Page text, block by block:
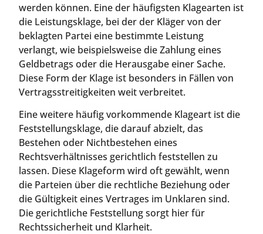
werden können. Eine der häufigsten Klagearten ist
die Leistungsklage, bei der der Kläger von der
beklagten Partei eine bestimmte Leistung
verlangt, wie beispielsweise die Zahlung eines
Geldbetrags oder die Herausgabe einer Sache.
Diese Form der Klage ist besonders in Fällen von
Vertragsstreitigkeiten weit verbreitet.
Eine weitere häufig vorkommende Klageart ist die
Feststellungsklage, die darauf abzielt, das
Bestehen oder Nichtbestehen eines
Rechtsverhältnisses gerichtlich feststellen zu
lassen. Diese Klageform wird oft gewählt, wenn
die Parteien über die rechtliche Beziehung oder
die Gültigkeit eines Vertrages im Unklaren sind.
Die gerichtliche Feststellung sorgt hier für
Rechtssicherheit und Klarheit.